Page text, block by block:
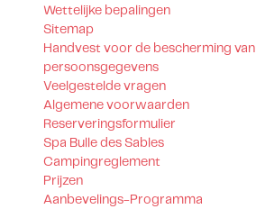
Wettelijke bepalingen
Sitemap
Handvest voor de bescherming van
persoonsgegevens
Veelgestelde vragen
Algemene voorwaarden
Reserveringsformulier
Spa Bulle des Sables
Campingreglement
Prijzen
Aanbevelings-Programma